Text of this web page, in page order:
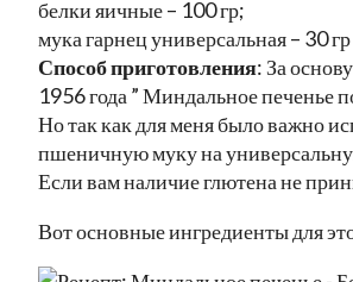
белки яичные – 100 гр;
мука гарнец универсальная – 30 гр
Способ приготовления: За
1956 года ” Миндальное печенье
Но так как для меня было важно
пшеничную муку на
Если вам наличие глютена не
Вот основные ингредиенты для